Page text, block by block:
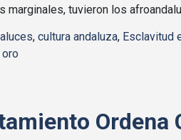
tuvieron los
, cultura andaluza, Esclavitud
Ordena